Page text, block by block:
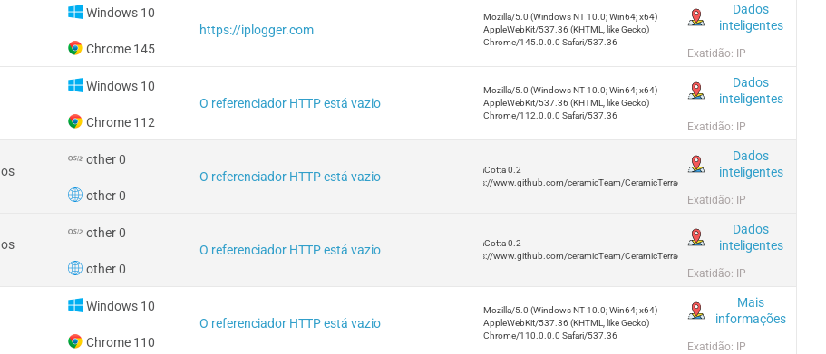
Windows 10
Chrome 145
https://iplogger.com
Mozilla/5.0 (Windows NT 10.0; Win64; x64)
AppleWebKit/537.36 (KHTML, like Gecko)
Chrome/145.0.0.0 Safari/537.36
Dados
inteligentes
Exatidão: IP
Windows 10
Chrome 112
O referenciador HTTP está vazio
Mozilla/5.0 (Windows NT 10.0; Win64; x64)
AppleWebKit/537.36 (KHTML, like Gecko)
Chrome/112.0.0.0 Safari/537.36
Dados
inteligentes
Exatidão: IP
other 0
other 0
O referenciador HTTP está vazio
TerraCotta 0.2
https://www.github.com/ceramicTeam/CeramicTerracotta
Dados
inteligentes
Exatidão: IP
other 0
other 0
O referenciador HTTP está vazio
TerraCotta 0.2
https://www.github.com/ceramicTeam/CeramicTerracotta
Dados
inteligentes
Exatidão: IP
Windows 10
Chrome 110
O referenciador HTTP está vazio
Mozilla/5.0 (Windows NT 10.0; Win64; x64)
AppleWebKit/537.36 (KHTML, like Gecko)
Chrome/110.0.0.0 Safari/537.36
Mais
informações
Exatidão: IP